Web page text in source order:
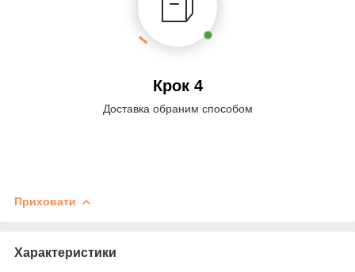
Крок 4
Доставка обраним способом
Приховати
Характеристики